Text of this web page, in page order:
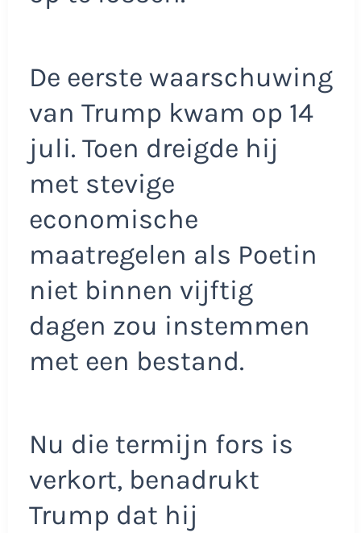
De eerste waarschuwing
van Trump kwam op 14
juli. Toen dreigde hij
met stevige
economische
maatregelen als Poetin
niet binnen vijftig
dagen zou instemmen
met een bestand.
Nu die termijn fors is
verkort, benadrukt
Trump dat hij